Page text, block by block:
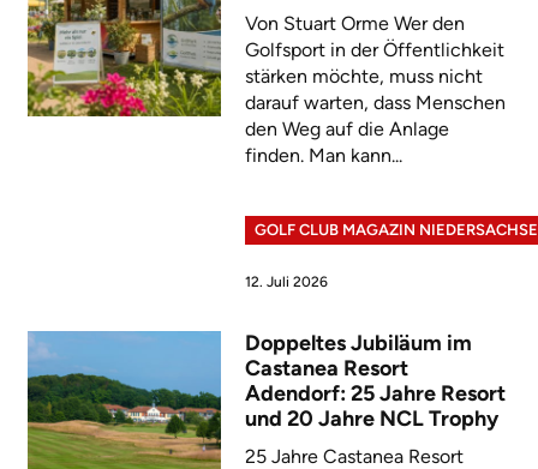
Von Stuart Orme Wer den
Golfsport in der Öffentlichkeit
stärken möchte, muss nicht
darauf warten, dass Menschen
den Weg auf die Anlage
finden. Man kann...
GOLF CLUB MAGAZIN
12. Juli 2026
Doppeltes Jubiläum im
Castanea Resort
Adendorf: 25 Jahre Resort
und 20 Jahre NCL Trophy
25 Jahre Castanea Resort